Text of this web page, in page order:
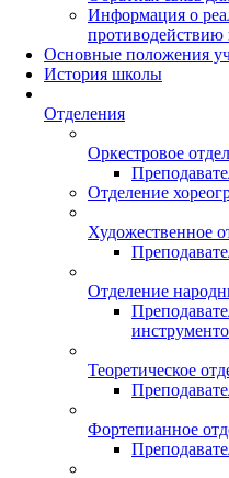
Информация о
противодействию
Основные положения
История школы
Отделения
Оркестровое
Отделение
Художественное
Отделение
Теоретическое
Фортепианное